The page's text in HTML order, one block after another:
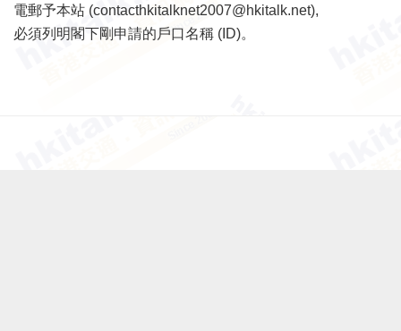
電郵予本站 (contacthkitalknet2007@hkitalk.net),
必須列明閣下剛申請的戶口名稱 (ID)。